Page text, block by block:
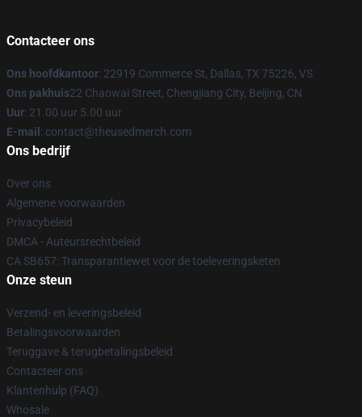
Contacteer ons
Ons hoofdkantoor: 22919 Commerce St, Dallas, TX 75226, VS
Ons pakhuis22 Chaowai Street, Chengjiang City, Beijing, CN
Uur: 21.00 uur 5.00 uur
E-mail : contact@theusedmerch.com
Ons bedrijf
Over ons
Algemene voorwaarden
Privacybeleid
DMCA - Auteursrechtbeleid
CA SB657: Transparantiewet voor de toeleveringsketen
Onze steun
Verzend- en leveringsbeleid
Betalingsvoorwaarden
Teruggave & terugbetalingsbeleid
Contacteer ons
Klantenhulp (FAQ)
Whosale